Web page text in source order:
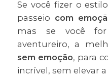
Se você fizer o
passeio com
mas se você
aventureiro, a
sem emoção, para
incrível, sem elevar